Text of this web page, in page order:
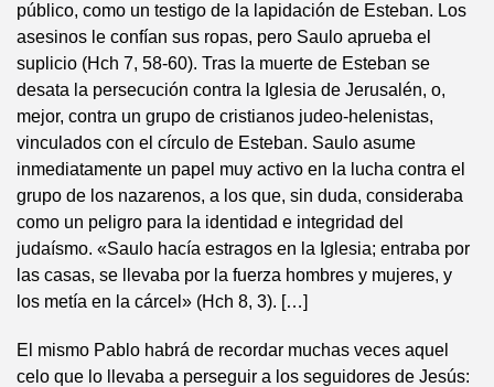
público, como un testigo de la lapidación de Esteban. Los
asesinos le confían sus ropas, pero Saulo aprueba el
suplicio (Hch 7, 58-60). Tras la muerte de Esteban se
desata la persecución contra la Iglesia de Jerusalén, o,
mejor, contra un grupo de cristianos judeo-helenistas,
vinculados con el círculo de Esteban. Saulo asume
inmediatamente un papel muy activo en la lucha contra el
grupo de los nazarenos, a los que, sin duda, consideraba
como un peligro para la identidad e integridad del
judaísmo. «Saulo hacía estragos en la Iglesia; entraba por
las casas, se llevaba por la fuerza hombres y mujeres, y
los metía en la cárcel» (Hch 8, 3). […]
El mismo Pablo habrá de recordar muchas veces aquel
celo que lo llevaba a perseguir a los seguidores de Jesús: